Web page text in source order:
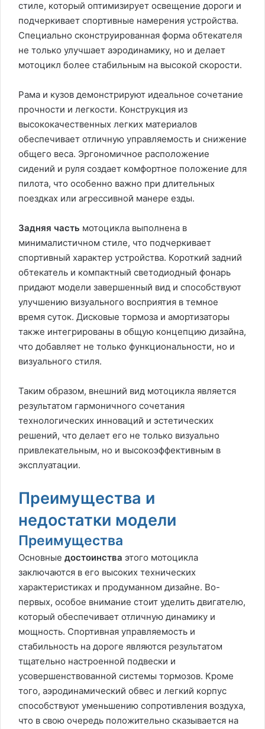
стиле, который оптимизирует освещение дороги и
подчеркивает спортивные намерения устройства.
Специально сконструированная форма обтекателя
не только улучшает аэродинамику, но и делает
мотоцикл более стабильным на высокой скорости.
Рама и кузов демонстрируют идеальное сочетание
прочности и легкости. Конструкция из
высококачественных легких материалов
обеспечивает отличную управляемость и снижение
общего веса. Эргономичное расположение
сидений и руля создает комфортное положение для
пилота, что особенно важно при длительных
поездках или агрессивной манере езды.
Задняя часть мотоцикла выполнена в
минималистичном стиле, что подчеркивает
спортивный характер устройства. Короткий задний
обтекатель и компактный светодиодный фонарь
придают модели завершенный вид и способствуют
улучшению визуального восприятия в темное
время суток. Дисковые тормоза и амортизаторы
также интегрированы в общую концепцию дизайна,
что добавляет не только функциональности, но и
визуального стиля.
Таким образом, внешний вид мотоцикла является
результатом гармоничного сочетания
технологических инноваций и эстетических
решений, что делает его не только визуально
привлекательным, но и высокоэффективным в
эксплуатации.
Преимущества и
недостатки модели
Преимущества
Основные достоинства этого мотоцикла
заключаются в его высоких технических
характеристиках и продуманном дизайне. Во-
первых, особое внимание стоит уделить двигателю,
который обеспечивает отличную динамику и
мощность. Спортивная управляемость и
стабильность на дороге являются результатом
тщательно настроенной подвески и
усовершенствованной системы тормозов. Кроме
того, аэродинамический обвес и легкий корпус
способствуют уменьшению сопротивления воздуха,
что в свою очередь положительно сказывается на